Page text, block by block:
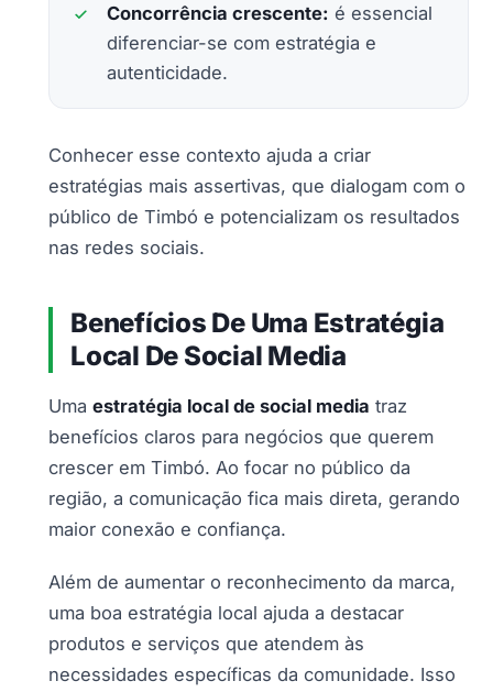
Concorrência crescente: é essencial
diferenciar-se com estratégia e
autenticidade.
Conhecer esse contexto ajuda a criar
estratégias mais assertivas, que dialogam com o
público de Timbó e potencializam os resultados
nas redes sociais.
Benefícios De Uma Estratégia
Local De Social Media
Uma estratégia local de social media traz
benefícios claros para negócios que querem
crescer em Timbó. Ao focar no público da
região, a comunicação fica mais direta, gerando
maior conexão e confiança.
Além de aumentar o reconhecimento da marca,
uma boa estratégia local ajuda a destacar
produtos e serviços que atendem às
necessidades específicas da comunidade. Isso